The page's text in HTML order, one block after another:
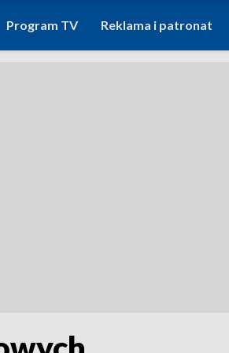
Program TV Reklama i patronat